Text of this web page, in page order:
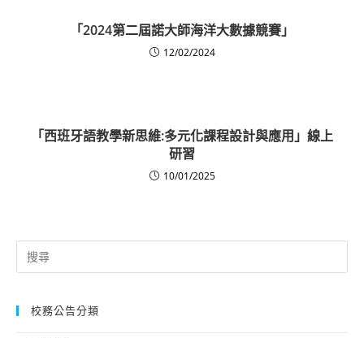
「2024第二屆諾大師海洋大數據競賽」
12/02/2024
「西班牙語教學新思維:多元化課程設計與應用」線上
研習
10/01/2025
Search
for:
校務公告分類